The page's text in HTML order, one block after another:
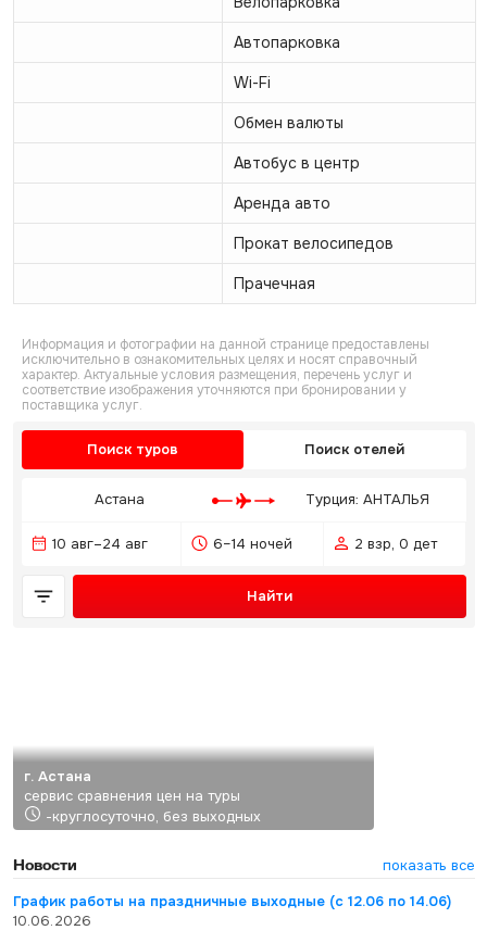
Автопарковка
Wi-Fi
Обмен валюты
Автобус в центр
Аренда авто
Прокат велосипедов
Прачечная
Информация и фотографии на данной странице предоставлены
исключительно в ознакомительных целях и носят справочный
характер. Актуальные условия размещения, перечень услуг и
соответствие изображения уточняются при бронировании у
поставщика услуг.
Поиск туров Поиск отелей
Астана Турция: АНТАЛЬЯ
10 авг–24 авг 6–14 ночей 2 взр, 0 дет
Найти
г. Астана
сервис сравнения цен на туры
-круглосуточно, без выходных
Новости
показать все
График работы на праздничные выходные (с 12.06 по 14.06)
10.06.2026